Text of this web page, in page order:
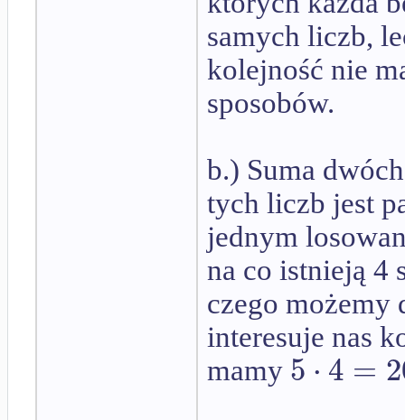
samych liczb,
kolejność nie
sposobów.
b.) Suma
tych liczb jest
jednym
na co istnieją 4
czego możemy
interesuje nas
mamy 5⋅4 =